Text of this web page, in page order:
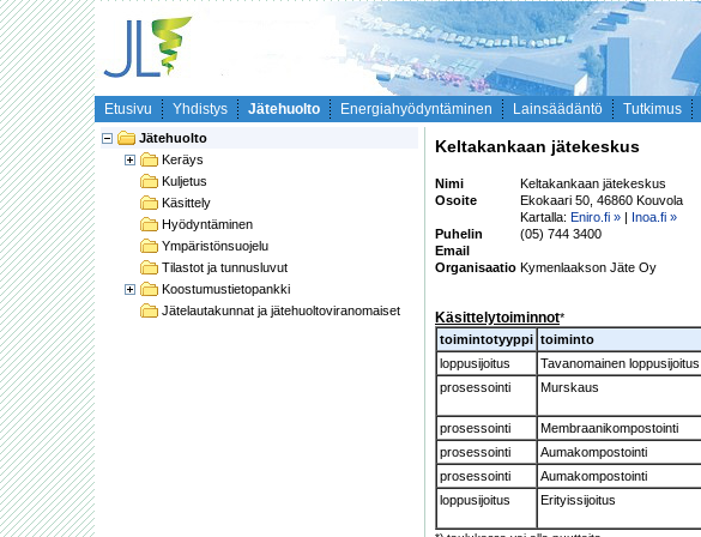
Etusivu Yhdistys Jätehuolto Energiahyödyntäminen Lainsäädäntö Tutkimus
Jätehuolto
Keräys
Kuljetus
Käsittely
Hyödyntäminen
Ympäristönsuojelu
Tilastot ja tunnusluvut
Koostumustietopankki
Jätelautakunnat ja jätehuoltoviranomaiset
Keltakankaan jätekeskus
Nimi
Keltakankaan jätekeskus
Osoite
Ekokaari 50, 46860 Kouvola
Kartalla: Eniro.fi » | Inoa.fi »
Puhelin
(05) 744 3400
Email
Organisaatio Kymenlaakson Jäte Oy
Käsittelytoiminnot*
toimintotyyppi toiminto
loppusijoitus
Tavanomainen loppusijoitus
prosessointi
Murskaus
prosessointi Membraanikompostointi
prosessointi
Aumakompostointi
prosessointi
Aumakompostointi
loppusijoitus
Erityissijoitus